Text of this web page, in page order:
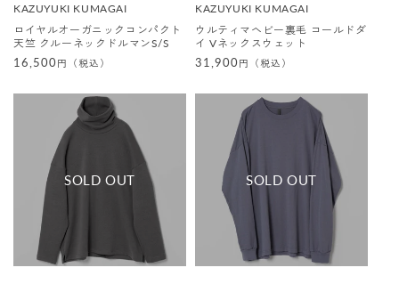
販
元
:
KAZUYUKI KUMAGAI
ロイヤルオーガニックコンパクト
天竺 クルーネックドルマンS/S
通
価
16,500円（税込）
販
元
:
KAZUYUKI KUMAGAI
ウルティマヘビー裏毛 コールドダ
イ Vネックスウェット
通
価
31,900円（税込）